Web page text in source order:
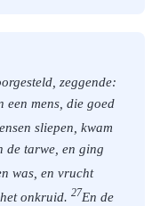
zeggende:
mens, die goed
sliepen, kwam
de tarwe, en ging
was, en vrucht
onkruid. 27En de